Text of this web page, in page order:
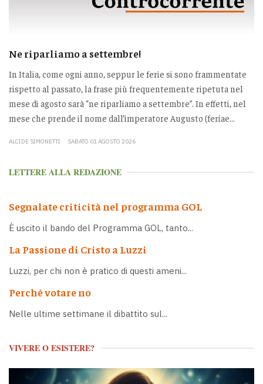
Ne riparliamo a settembre!
In Italia, come ogni anno, seppur le ferie si sono frammentate
rispetto al passato, la frase più frequentemente ripetuta nel
mese di agosto sarà “ne riparliamo a settembre”. In effetti, nel
mese che prende il nome dall’imperatore Augusto (feriae...
ALCIDE SIMONETTI SABATO 01 AGOSTO 2026
LETTERE ALLA REDAZIONE
Segnalate criticità nel programma GOL
È uscito il bando del Programma GOL, tanto...
La Passione di Cristo a Luzzi
Luzzi, per chi non è pratico di questi ameni...
Perché votare no
Nelle ultime settimane il dibattito sul...
VIVERE O ESISTERE?